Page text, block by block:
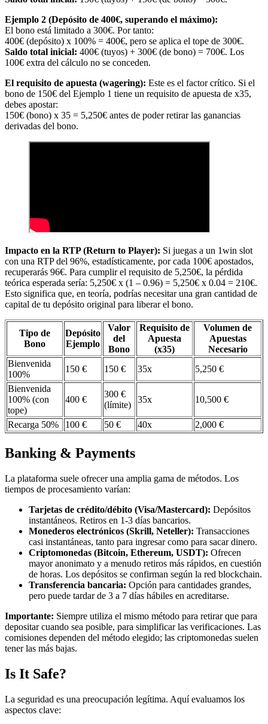
Ejemplo 2 (Depósito de 400€, superando el máximo):
El bono está limitado a 300€. Por tanto:
400€ (depósito) x 100% = 400€, pero se aplica el tope de 300€.
Saldo total inicial: 400€ (tuyos) + 300€ (de bono) = 700€. Los
100€ extra del cálculo no se conceden.
El requisito de apuesta (wagering): Este es el factor crítico. Si el
bono de 150€ del Ejemplo 1 tiene un requisito de apuesta de x35,
debes apostar:
150€ (bono) x 35 = 5,250€ antes de poder retirar las ganancias
derivadas del bono.
Impacto en la RTP (Return to Player): Si juegas a un 1win slot
con una RTP del 96%, estadísticamente, por cada 100€ apostados,
recuperarás 96€. Para cumplir el requisito de 5,250€, la pérdida
teórica esperada sería: 5,250€ x (1 – 0.96) = 5,250€ x 0.04 = 210€.
Esto significa que, en teoría, podrías necesitar una gran cantidad de
capital de tu depósito original para liberar el bono.
Tipo de
Bono
Depósito
Ejemplo
Valor
del
Bono
Requisito de
Apuesta
(x35)
Volumen de
Apuestas
Necesario
Bienvenida
100%
150 € 150 € 35x
5,250 €
Bienvenida
100% (con
tope)
400 €
300 €
(límite)
35x 10,500 €
Recarga 50% 100 € 50 € 40x 2,000 €
Banking & Payments
La plataforma suele ofrecer una amplia gama de métodos. Los
tiempos de procesamiento varían:
Tarjetas de crédito/débito (Visa/Mastercard): Depósitos
instantáneos. Retiros en 1-3 días bancarios.
Monederos electrónicos (Skrill, Neteller): Transacciones
casi instantáneas, tanto para ingresar como para sacar dinero.
Criptomonedas (Bitcoin, Ethereum, USDT): Ofrecen
mayor anonimato y a menudo retiros más rápidos, en cuestión
de horas. Los depósitos se confirman según la red blockchain.
Transferencia bancaria: Opción para cantidades grandes,
pero puede tardar de 3 a 7 días hábiles en acreditarse.
Importante: Siempre utiliza el mismo método para retirar que para
depositar cuando sea posible, para simplificar las verificaciones. Las
comisiones dependen del método elegido; las criptomonedas suelen
tener las más bajas.
Is It Safe?
La seguridad es una preocupación legítima. Aquí evaluamos los
aspectos clave: